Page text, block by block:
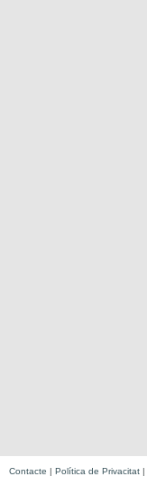
Contacte | Política de Privacitat |